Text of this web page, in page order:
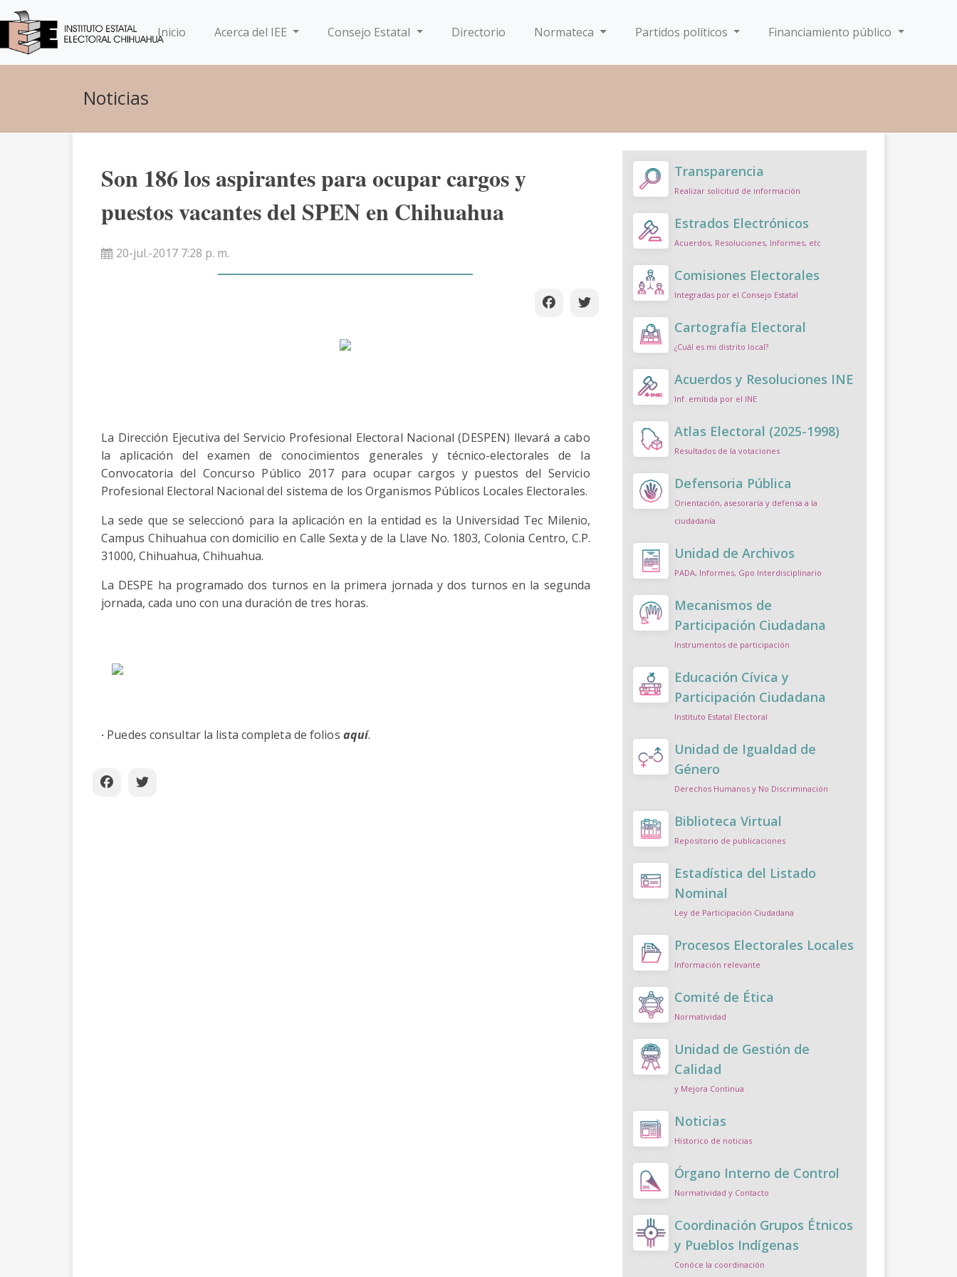
Inicio(current)Acerca del IEE Consejo Estatal Directorio Normateca Partidos políticos Financiamiento público
Noticias
Son 186 los aspirantes para ocupar cargos y
puestos vacantes del SPEN en Chihuahua
20-jul.-2017 7:28 p. m.
La Dirección Ejecutiva del Servicio Profesional Electoral Nacional (DESPEN) llevará a cabo
la aplicación del examen de conocimientos generales y técnico-electorales de la
Convocatoria del Concurso Público 2017 para ocupar cargos y puestos del Servicio
Profesional Electoral Nacional del sistema de los Organismos Públicos Locales Electorales.
La sede que se seleccionó para la aplicación en la entidad es la Universidad Tec Milenio,
Campus Chihuahua con domicilio en Calle Sexta y de la Llave No. 1803, Colonia Centro, C.P.
31000, Chihuahua, Chihuahua.
La DESPE ha programado dos turnos en la primera jornada y dos turnos en la segunda
jornada, cada uno con una duración de tres horas.
· Puedes consultar la lista completa de folios aquí.
Transparencia
Realizar solicitud de información
Estrados Electrónicos
Acuerdos, Resoluciones, Informes, etc
Comisiones Electorales
Integradas por el Consejo Estatal
Cartografía Electoral
¿Cuál es mi distrito local?
Acuerdos y Resoluciones INE
Inf. emitida por el INE
Atlas Electoral (2025-1998)
Resultados de la votaciones
Defensoria Pública
Orientación, asesoraría y defensa a la
ciudadanía
Unidad de Archivos
PADA, Informes, Gpo Interdisciplinario
Mecanismos de
Participación Ciudadana
Instrumentos de participación
Educación Cívica y
Participación Ciudadana
Instituto Estatal Electoral
Unidad de Igualdad de
Género
Derechos Humanos y No Discriminación
Biblioteca Virtual
Repositorio de publicaciones
Estadística del Listado
Nominal
Ley de Participación Ciudadana
Procesos Electorales Locales
Información relevante
Comité de Ética
Normatividad
Unidad de Gestión de
Calidad
y Mejora Continua
Noticias
Historico de noticias
Órgano Interno de Control
Normatividad y Contacto
Coordinación Grupos Étnicos
y Pueblos Indígenas
Conóce la coordinación